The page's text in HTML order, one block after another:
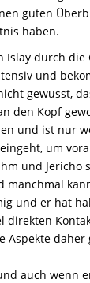
guten
haben.
durch die
und
gewusst,
den Kopf
und ist nur
um
und Jericho
manchmal
und er hat
Aspekte
auch wenn